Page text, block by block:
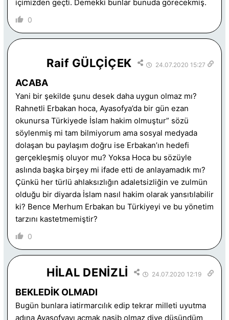
içimizden geçti. Demekki bunlar bunuda görecekmiş.
0
Raif GÜLÇİÇEK 24.07.2020 15:27
ACABA
Yani bir şekilde şunu desek daha uygun olmaz mı?
Rahnetli Erbakan hoca, Ayasofya’da bir gün ezan
okunursa Türkiyede İslam hakim olmuştur” sözü
söylenmiş mi tam bilmiyorum ama sosyal medyada
dolaşan bu paylaşım doğru ise Erbakan’ın hedefi
gerçekleşmiş oluyor mu? Yoksa Hoca bu sözüyle
aslında başka birşey mi ifade etti de anlayamadık mı?
Çünkü her türlü ahlaksızlığın adaletsizliğin ve zulmün
olduğu bir diyarda İslam nasıl hakim olarak yansıtılabilir
ki? Bence Merhum Erbakan bu Türkiyeyi ve bu yönetim
tarzını kastetmemiştir?
0
HİLAL DENİZLİ 24.07.2020 12:19
BEKLEDİK OLMADI
Bugün bunlara iatirmarcılık edip tekrar milleti uyutma
adına Ayasofyayı açmak nasib olmaz diye düşündüm